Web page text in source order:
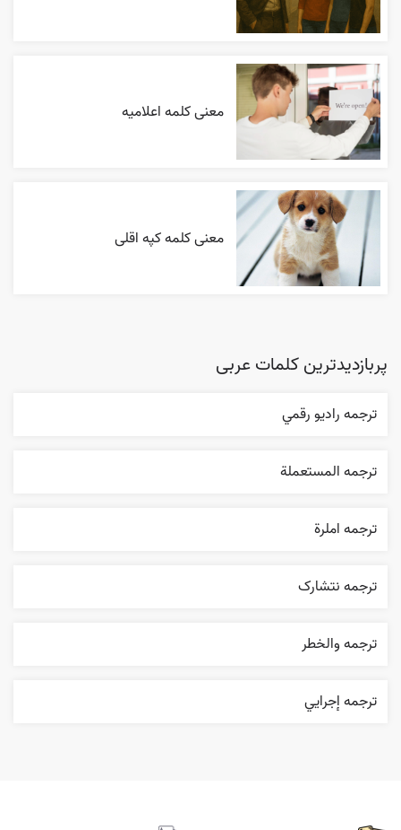
معنی کلمه اعلاميه
معنی کلمه کپه اقلی
پربازدیدترین کلمات عربی
ترجمه راديو رقمي
ترجمه المستعملة
ترجمه املرة
ترجمه نتشارک
ترجمه والخطر
ترجمه إجرایي